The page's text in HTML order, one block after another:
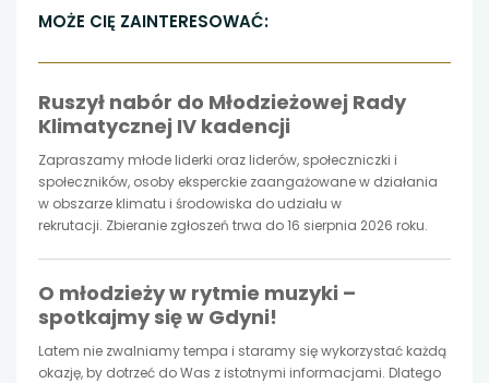
się
w
nowej
się
w
nowej
się
w
nowej
MOŻE CIĘ ZAINTERESOWAĆ:
Ruszył nabór do Młodzieżowej Rady
Klimatycznej IV kadencji
Zapraszamy młode liderki oraz liderów, społeczniczki i
społeczników, osoby eksperckie zaangażowane w działania
w obszarze klimatu i środowiska do udziału w
rekrutacji. Zbieranie zgłoszeń trwa do 16 sierpnia 2026 roku.
O młodzieży w rytmie muzyki –
spotkajmy się w Gdyni!
Latem nie zwalniamy tempa i staramy się wykorzystać każdą
okazję, by dotrzeć do Was z istotnymi informacjami. Dlatego